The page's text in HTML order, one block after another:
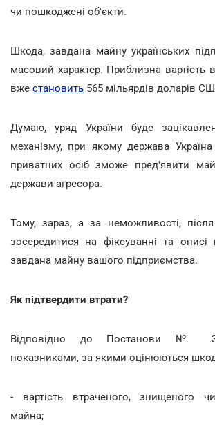
чи пошкоджені об'єкти.
Шкода, завдана майну українських
масовий характер. Приблизна вартість
вже становить 565 мільярдів доларів
Думаю, уряд України буде
механізму, при якому держава Україна
приватних осіб зможе пред'явити
держави-агресора.
Тому, зараз, а за неможливості, після
зосередитися на фіксуванні та
завдана майну вашого підприємства.
Як підтвердити втрати?
Відповідно до Постанови №
показниками, за якими оцінюються
- вартість втраченого, знищеного
майна;